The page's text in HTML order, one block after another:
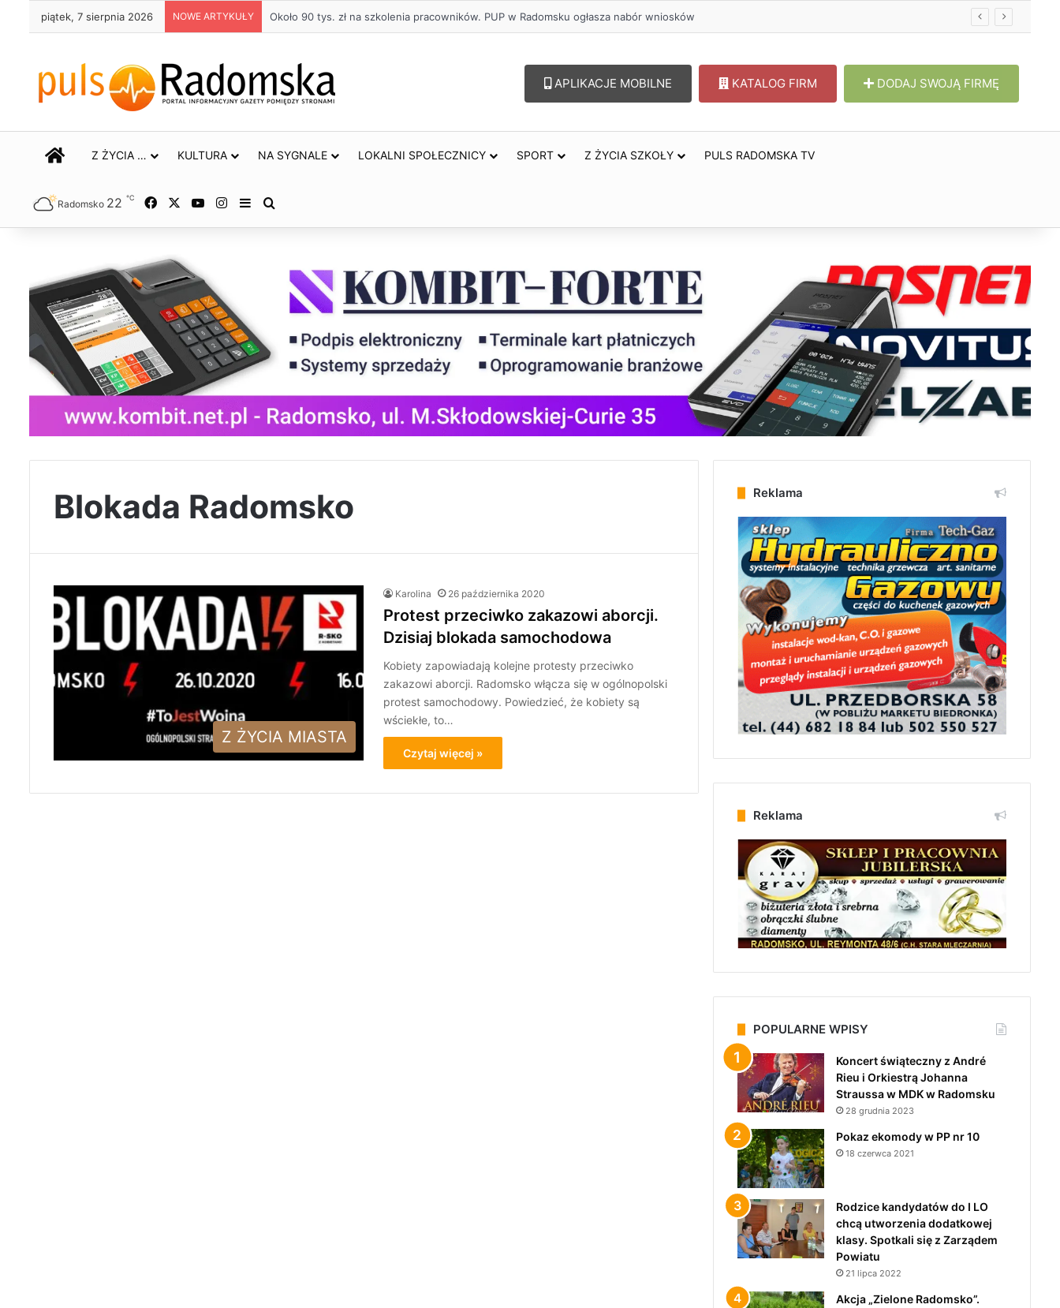
piątek, 7 sierpnia 2026 NOWE ARTYKUŁY Około 90 tys. zł na szkolenia pracowników. PUP w Radomsku ogłasza nabór wniosków
APLIKACJE MOBILNE KATALOG FIRM DODAJ SWOJĄ FIRMĘ
STRONA GŁÓWNA
Z ŻYCIA … KULTURA NA SYGNALE LOKALNI SPOŁECZNICY SPORT Z ŻYCIA SZKOŁY PULS RADOMSKA TV
Radomsko 22 ℃ Facebook YouTubeInstagram
Sidebar
Blokada Radomsko
Z ŻYCIA MIASTA
Karolina 26 października 2020
Protest przeciwko zakazowi aborcji.
Dzisiaj blokada samochodowa
Kobiety zapowiadają kolejne protesty przeciwko
zakazowi aborcji. Radomsko włącza się w ogólnopolski
protest samochodowy. Powiedzieć, że kobiety są
wściekłe, to…
Czytaj więcej »
Reklama
Reklama
POPULARNE WPISY
Koncert świąteczny z André
Rieu i Orkiestrą Johanna
Straussa w MDK w Radomsku
28 grudnia 2023
Pokaz ekomody w PP nr 10
18 czerwca 2021
Rodzice kandydatów do I LO
chcą utworzenia dodatkowej
klasy. Spotkali się z Zarządem
Powiatu
21 lipca 2022
Akcja „Zielone Radomsko”.